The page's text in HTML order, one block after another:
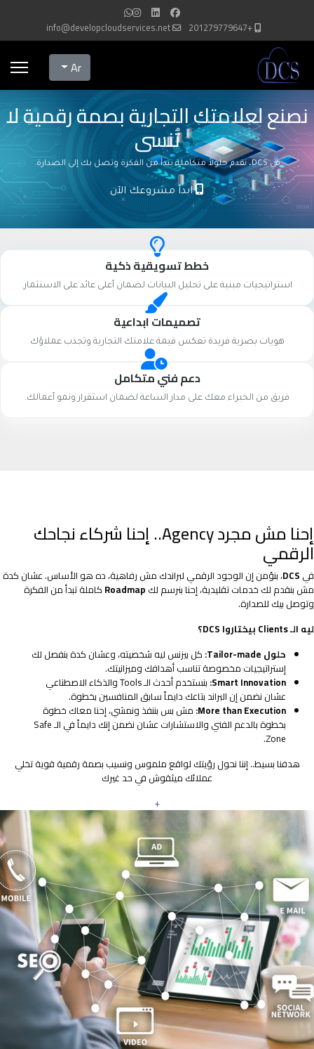
+201279779647
info@developcloudservices.net
Select your language
Ar
نصنع لعلامتك التجارية بصمة رقمية لا
تُنسى
في DCS، نقدم حلولاً متكاملة تبدأ من الفكرة وتصل بك إلى الصدارة.
ابدأ مشروعك الآن
خطط تسويقية ذكية
استراتيجيات مبنية على تحليل البيانات لضمان أعلى عائد على الاستثمار.
تصميمات ابداعية
هويات بصرية فريدة تعكس قيمة علامتك التجارية وتجذب عملاؤك
دعم فني متكامل
فريق من الخبراء معك على مدار الساعة لضمان استقرار ونمو أعمالك.
إحنا مش مجرد Agency.. إحنا شركاء نجاحك
الرقمي
في DCS، بنؤمن إن الوجود الرقمي لبراندك مش رفاهية، ده هو الأساس. عشان كدة
مش بنقدم لك خدمات تقليدية، إحنا بنرسم لك Roadmap كاملة تبدأ من الفكرة
وتوصل بيك للصدارة.
ليه الـ Clients بيختاروا DCS؟
حلول Tailor-made:
كل بيزنس ليه شخصيته، وعشان كدة بنفصل لك
إستراتيجيات مخصوصة تناسب أهدافك وميزانيتك.
Smart Innovation:
بنستخدم أحدث الـ Tools والذكاء الاصطناعي
عشان نضمن إن البراند بتاعك دايماً سابق المنافسين بخطوة.
More than Execution: مش بس بننفذ ونمشي، إحنا معاك خطوة
بخطوة بالدعم الفني والاستشارات عشان نضمن إنك دايماً في الـ Safe
Zone.
هدفنا بسيط.. إننا نحول رؤيتك لواقع ملموس ونسيب بصمة رقمية قوية تخلي
عملائك ميثقوش في حد غيرك
+